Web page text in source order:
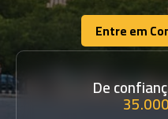
Entre em
Entre em
De